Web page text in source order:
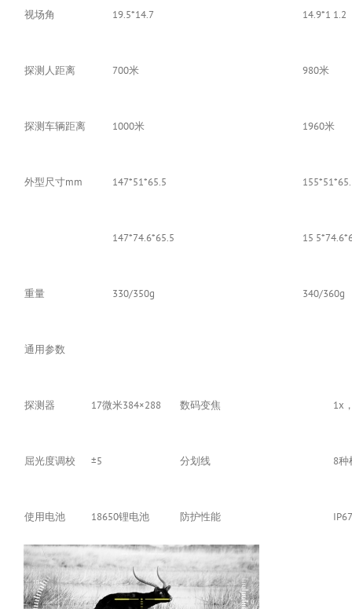
视场角 19.5*14.7 14.9*1 1.2
探测人距离 700米 980米
探测车辆距离 1000米 1960米
外型尺寸mm 147*51*65.5
147*74.6*65.5 15
重量 330/350g 340/360g
通用参数
探测器 17微米384×288 数码变焦 1x
屈光度调校 ±5 分划线 8种
使用电池 18650锂电池 防护性能 IP67